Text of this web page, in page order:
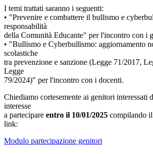
I temi trattati saranno i seguenti:
• "Prevenire e combattere il bullismo e
responsabilità
della Comunità Educante" per l'incontro con i
• "Bullismo e Cyberbullismo: aggiornamento
scolastiche
tra prevenzione e sanzione (Legge 71/2017,
Legge
79/2024)" per l'incontro con i docenti.
Chiediamo cortesemente ai genitori interessati
interesse
a partecipare entro il 10/01/2025 compilando
link:
Modulo partecipazione genitori